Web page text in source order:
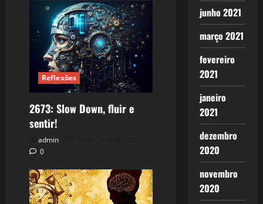
Reflexões
2673: Slow Down, fluir e
sentir!
admin
0
junho 2021
março 2021
fevereiro
2021
janeiro
2021
dezembro
2020
novembro
2020